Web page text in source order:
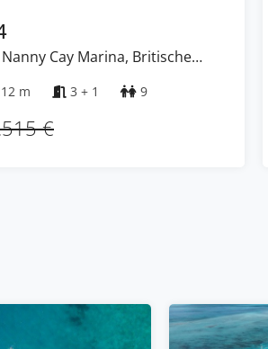
440
Creek Marina, Britische
m 3 6
€